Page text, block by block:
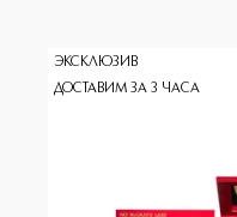
ЭКСКЛЮЗИВ
ДОСТАВИМ ЗА 3 ЧАСА